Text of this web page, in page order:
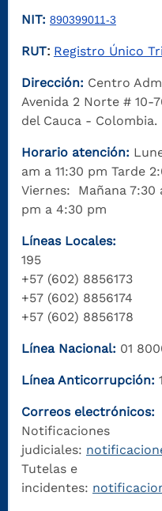
NIT: 890399011-3
RUT: Registro Único
Dirección: Centro
Avenida 2 Norte # 10-
del Cauca - Colombia.
Horario atención:
am a 11:30 pm Tarde
Viernes: Mañana 7:30
pm a 4:30 pm
Líneas Locales:
195
+57 (602) 8856173
+57 (602) 8856174
+57 (602) 8856178
Línea Nacional: 01
Línea Anticorrupción:
Correos electrónicos:
Notificaciones
judiciales:
Tutelas e
incidentes: